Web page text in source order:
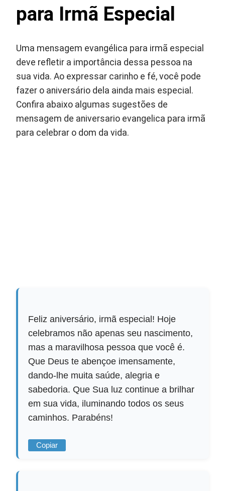
para Irmã Especial
Uma mensagem evangélica para irmã especial
deve refletir a importância dessa pessoa na
sua vida. Ao expressar carinho e fé, você pode
fazer o aniversário dela ainda mais especial.
Confira abaixo algumas sugestões de
mensagem de aniversario evangelica para irmã
para celebrar o dom da vida.
Feliz aniversário, irmã especial! Hoje
celebramos não apenas seu nascimento,
mas a maravilhosa pessoa que você é.
Que Deus te abençoe imensamente,
dando-lhe muita saúde, alegria e
sabedoria. Que Sua luz continue a brilhar
em sua vida, iluminando todos os seus
caminhos. Parabéns!
Copiar